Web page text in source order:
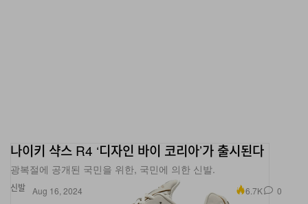
신발
나이키 샥스 R4 ‘디자인 바이 코리아’가 출시된다
광복절에 공개된 국민을 위한, 국민에 의한 신발.
Aug 16, 2024 6.7K 0